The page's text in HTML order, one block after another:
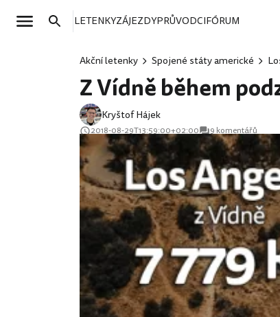
LETENKYZÁJEZDYPRŮVODCIFÓRUM
Akční letenky Spojené státy americké
Z Vídně během
Kryštof Hájek
2018-08-29T13:59:00+02:00 9 komentářů